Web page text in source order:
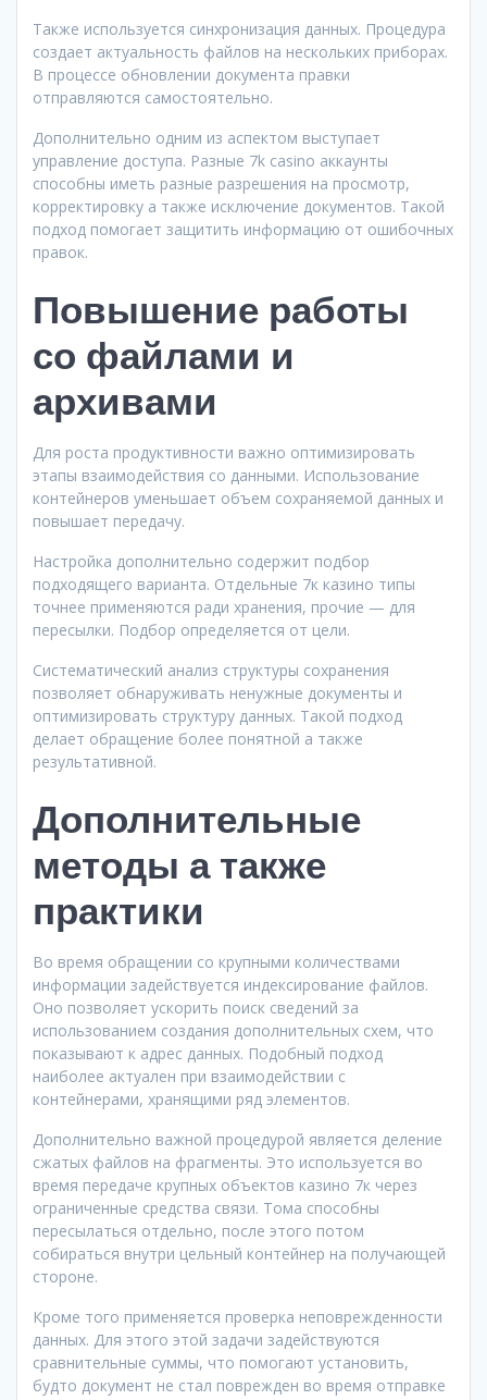
Также используется синхронизация данных. Процедура
создает актуальность файлов на нескольких приборах.
В процессе обновлении документа правки
отправляются самостоятельно.
Дополнительно одним из аспектом выступает
управление доступа. Разные 7k casino аккаунты
способны иметь разные разрешения на просмотр,
корректировку а также исключение документов. Такой
подход помогает защитить информацию от ошибочных
правок.
Повышение работы
со файлами и
архивами
Для роста продуктивности важно оптимизировать
этапы взаимодействия со данными. Использование
контейнеров уменьшает объем сохраняемой данных и
повышает передачу.
Настройка дополнительно содержит подбор
подходящего варианта. Отдельные 7к казино типы
точнее применяются ради хранения, прочие — для
пересылки. Подбор определяется от цели.
Систематический анализ структуры сохранения
позволяет обнаруживать ненужные документы и
оптимизировать структуру данных. Такой подход
делает обращение более понятной а также
результативной.
Дополнительные
методы а также
практики
Во время обращении со крупными количествами
информации задействуется индексирование файлов.
Оно позволяет ускорить поиск сведений за
использованием создания дополнительных схем, что
показывают к адрес данных. Подобный подход
наиболее актуален при взаимодействии с
контейнерами, хранящими ряд элементов.
Дополнительно важной процедурой является деление
сжатых файлов на фрагменты. Это используется во
время передаче крупных объектов казино 7к через
ограниченные средства связи. Тома способны
пересылаться отдельно, после этого потом
собираться внутри цельный контейнер на получающей
стороне.
Кроме того применяется проверка неповрежденности
данных. Для этого этой задачи задействуются
сравнительные суммы, что помогают установить,
будто документ не стал поврежден во время отправке